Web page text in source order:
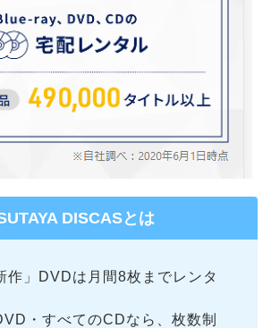
DISCASとは
作」DVDは月間8枚までレンタ
・すべてのCDなら、枚数制